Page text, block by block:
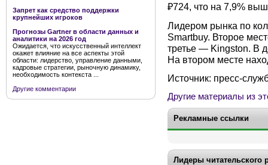
Запрет как средство поддержки
крупнейших игроков
Прогнозы Gartner в области данных и
аналитики на 2026 год
Ожидается, что искусственный интеллект
окажет влияние на все аспекты этой
области: лидерство, управление данными,
кадровые стратегии, рыночную динамику,
необходимость контекста ...
Другие комментарии
₽724, что на 7,9%
Лидером рынка по
Smartbuy. Второе
третье — Kingston. В
На втором месте
Источник: пресс-
Другие материалы из
Рекламные ссылки
Лидеры читательского